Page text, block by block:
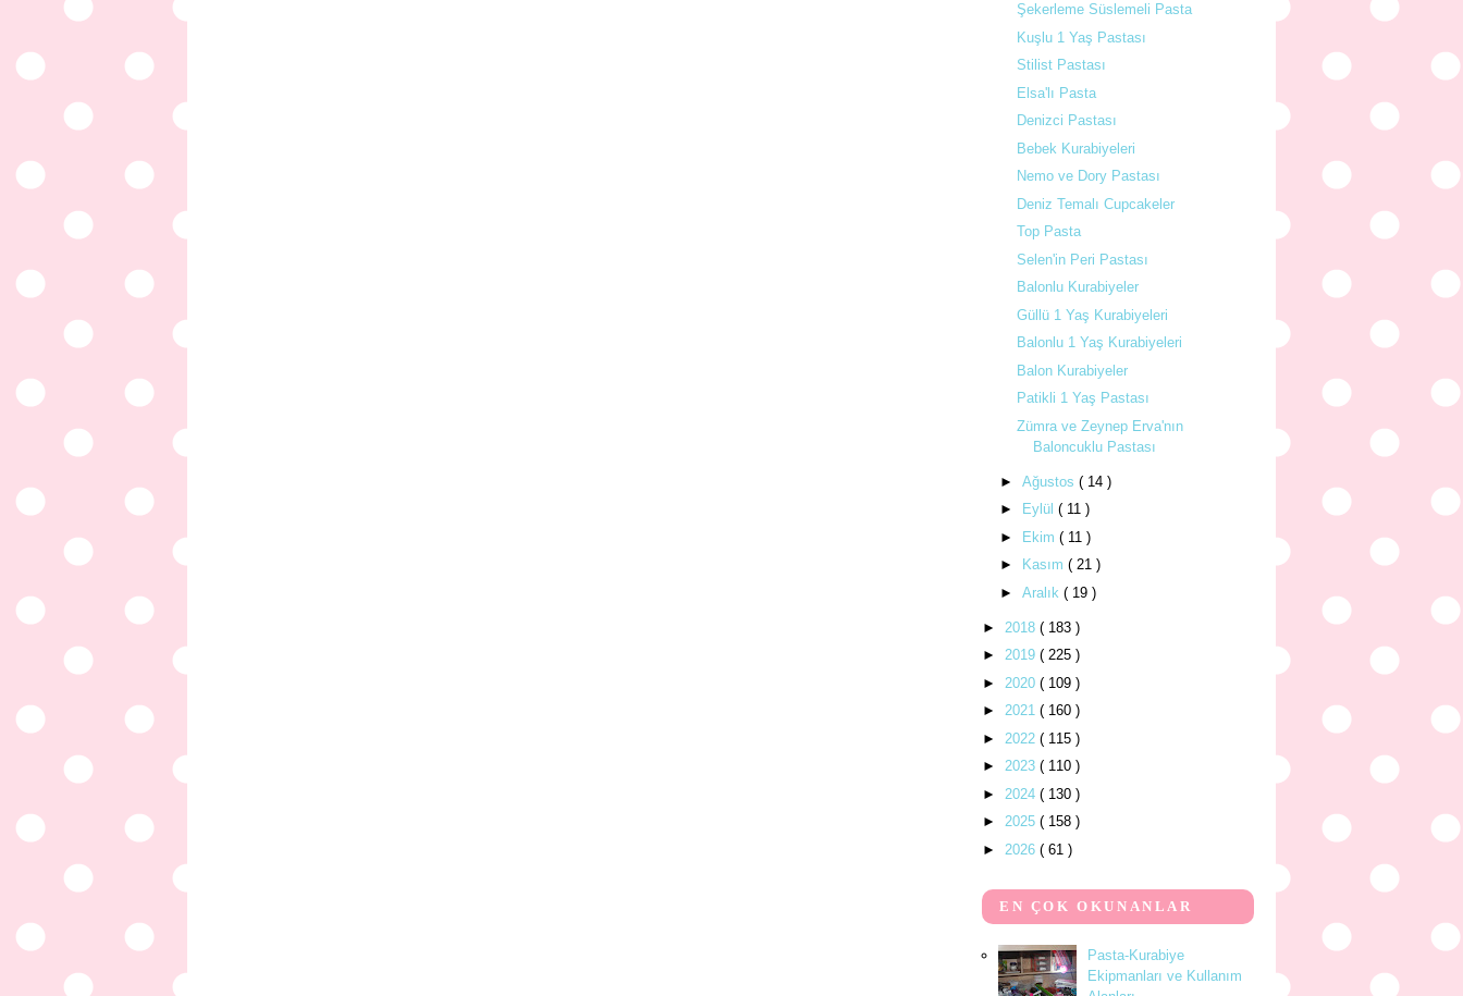
Şekerleme Süslemeli Pasta
Kuşlu 1 Yaş Pastası
Stilist Pastası
Elsa'lı Pasta
Denizci Pastası
Bebek Kurabiyeleri
Nemo ve Dory Pastası
Deniz Temalı Cupcakeler
Top Pasta
Selen'in Peri Pastası
Balonlu Kurabiyeler
Güllü 1 Yaş Kurabiyeleri
Balonlu 1 Yaş Kurabiyeleri
Balon Kurabiyeler
Patikli 1 Yaş Pastası
Zümra ve Zeynep Erva'nın
Baloncuklu Pastası
► Ağustos ( 14 )
►
Eylül ( 11 )
►
Ekim ( 11 )
►
Kasım ( 21 )
► Aralık ( 19 )
► 2018 ( 183 )
► 2019 ( 225 )
► 2020 ( 109 )
► 2021 ( 160 )
► 2022 ( 115 )
► 2023 ( 110 )
► 2024 ( 130 )
► 2025 ( 158 )
► 2026 ( 61 )
EN ÇOK OKUNANLAR
Pasta-Kurabiye
Ekipmanları ve Kullanım